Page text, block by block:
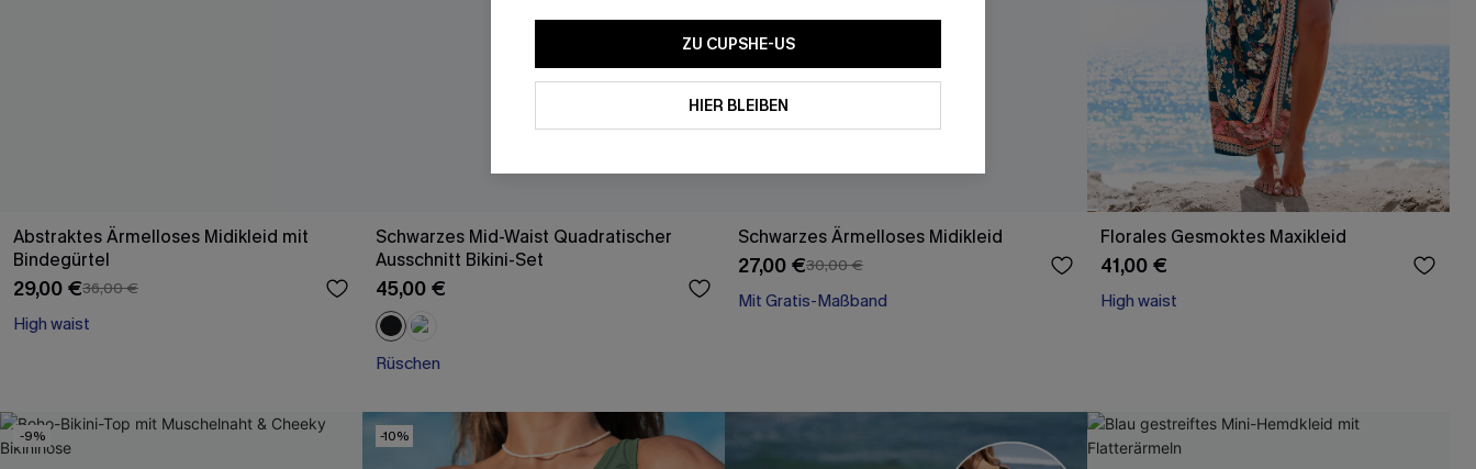
Abstraktes Ärmelloses Midikleid mit
Bindegürtel
29,00 €36,00 €
High waist
Schwarzes Mid-Waist Quadratischer
Ausschnitt Bikini-Set
45,00 €
Rüschen
Schwarzes Ärmelloses Midikleid
27,00 €30,00 €
Mit Gratis-Maßband
Florales Gesmoktes Maxikleid
41,00 €
High waist
-9% -10%
ZU CUPSHE-US
HIER BLEIBEN